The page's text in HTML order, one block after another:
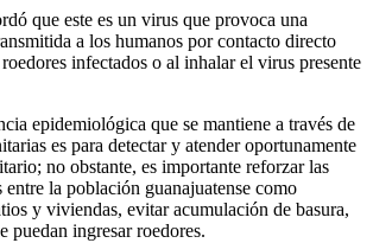
que este es un virus que provoca una
a los humanos por contacto directo
infectados o al inhalar el virus presente
epidemiológica que se mantiene a través de
es para detectar y atender oportunamente
no obstante, es importante reforzar las
entre la población guanajuatense como
y viviendas, evitar acumulación de basura,
puedan ingresar roedores.